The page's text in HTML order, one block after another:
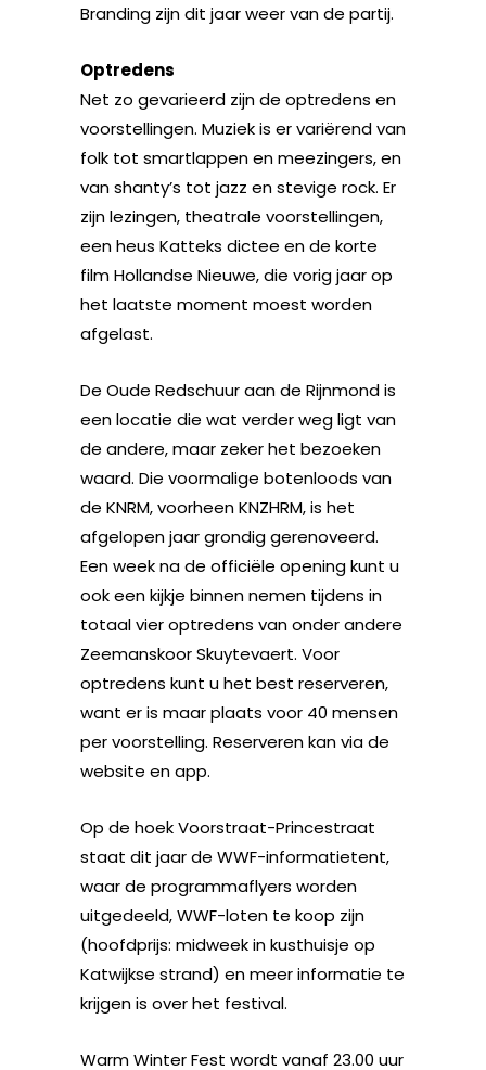
Branding zijn dit jaar weer van de partij.
Optredens
Net zo gevarieerd zijn de optredens en
voorstellingen. Muziek is er variërend van
folk tot smartlappen en meezingers, en
van shanty’s tot jazz en stevige rock. Er
zijn lezingen, theatrale voorstellingen,
een heus Katteks dictee en de korte
film Hollandse Nieuwe, die vorig jaar op
het laatste moment moest worden
afgelast.
De Oude Redschuur aan de Rijnmond is
een locatie die wat verder weg ligt van
de andere, maar zeker het bezoeken
waard. Die voormalige botenloods van
de KNRM, voorheen KNZHRM, is het
afgelopen jaar grondig gerenoveerd.
Een week na de officiële opening kunt u
ook een kijkje binnen nemen tijdens in
totaal vier optredens van onder andere
Zeemanskoor Skuytevaert. Voor
optredens kunt u het best reserveren,
want er is maar plaats voor 40 mensen
per voorstelling. Reserveren kan via de
website en app.
Op de hoek Voorstraat-Princestraat
staat dit jaar de WWF-informatietent,
waar de programmaflyers worden
uitgedeeld, WWF-loten te koop zijn
(hoofdprijs: midweek in kusthuisje op
Katwijkse strand) en meer informatie te
krijgen is over het festival.
Warm Winter Fest wordt vanaf 23.00 uur